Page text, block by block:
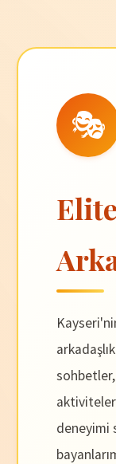
🎭
deneyimi